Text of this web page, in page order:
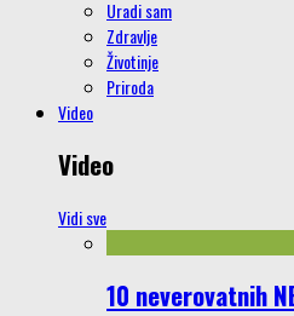
Uradi sam
Zdravlje
Životinje
Priroda
Video
Video
Vidi sve
10 neverovatnih